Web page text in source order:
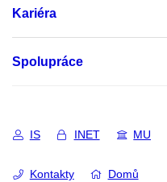
Kariéra
Spolupráce
IS INET MU
Kontakty Domů